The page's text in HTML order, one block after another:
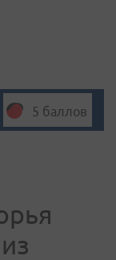
5 баллов